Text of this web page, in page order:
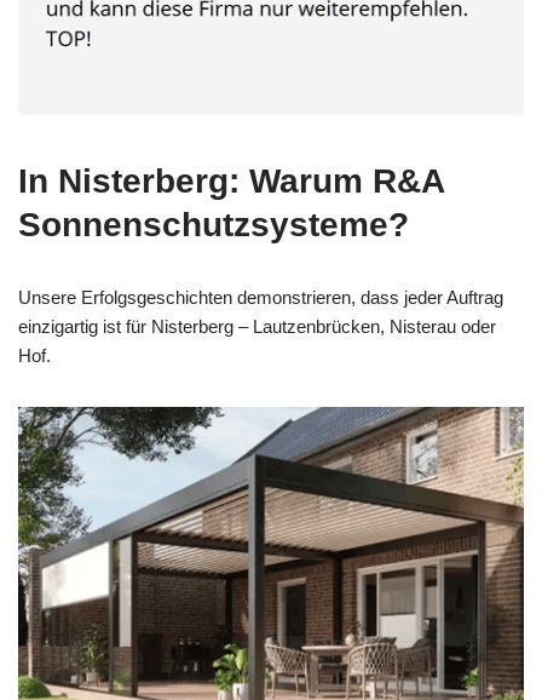
In Nisterberg: Warum R&A
Sonnenschutzsysteme?
Unsere Erfolgsgeschichten demonstrieren, dass jeder Auftrag
einzigartig ist für Nisterberg – Lautzenbrücken, Nisterau oder
Hof.